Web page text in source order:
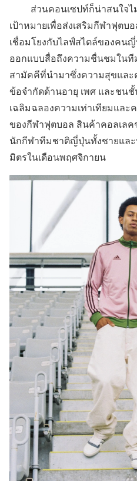
ส่วนคอนเซปท์ก็น่าสนใจไม่
เป้าหมายเพื่อส่งเสริมกีฬาฟุต
เชื่อมโยงกับไลฟ์สไตล์ของคน
ออกแบบสื่อถึงความชื่นชมใน
สามัคคีที่นำมาซึ่งความสุขแล
ข้อจำกัดด้านอายุ เพศ และชน
เฉลิมฉลองความเท่าเทียมและ
ของกีฬาฟุตบอล สินค้าคอลเลค
นักกีฬาทีมชาติญี่ปุ่นทั้งชายแล
มิตรในเดือนพฤศจิกายน